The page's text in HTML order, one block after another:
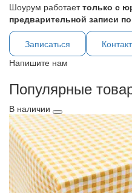
Шоурум работаеттолько с
предварительной записи
Записаться
Напишите нам
Популярные
В наличии